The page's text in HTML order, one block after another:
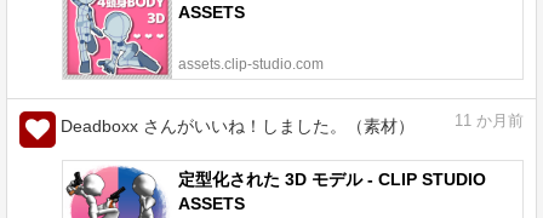
ASSETS
assets.clip-studio.com
Deadboxx さんがいいね！しました。（素材） 11 か月前
定型化された 3D モデル - CLIP STUDIO
ASSETS